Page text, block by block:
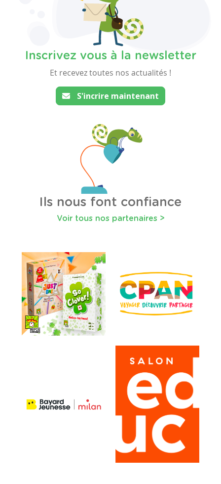
Inscrivez vous à la newsletter
Et recevez toutes nos actualités !
S'incrire maintenant
Ils nous font confiance
Voir tous nos partenaires >